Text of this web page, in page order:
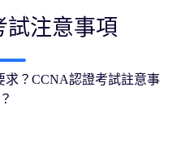
試注意事項
求？CCNA認證考試註意事